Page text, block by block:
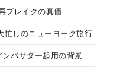
ブレイクの真価
忙しのニューヨーク旅行
バサダー起用の背景